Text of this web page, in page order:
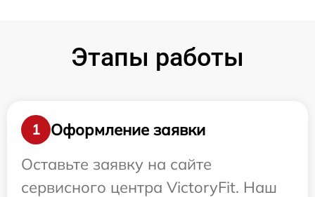
Этапы работы
1
Оформление заявки
Оставьте заявку на сайте
сервисного центра VictoryFit. Наш